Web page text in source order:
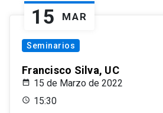
15 MAR
Seminarios
Francisco Silva, UC
15 de Marzo de 2022
15:30